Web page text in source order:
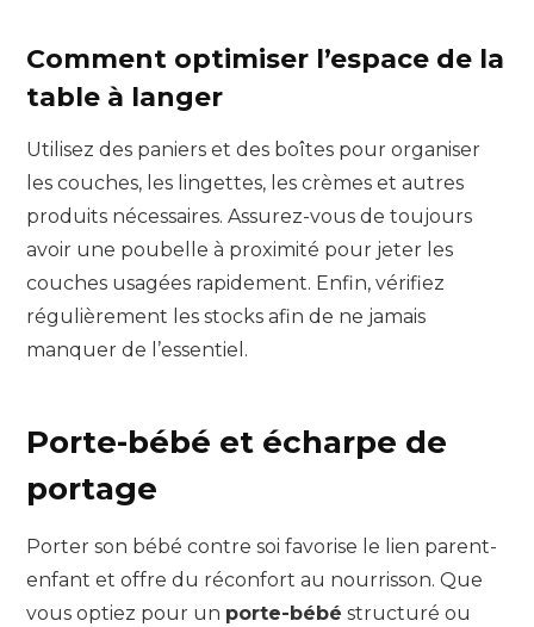
Comment optimiser l’espace de la
table à langer
Utilisez des paniers et des boîtes pour organiser
les couches, les lingettes, les crèmes et autres
produits nécessaires. Assurez-vous de toujours
avoir une poubelle à proximité pour jeter les
couches usagées rapidement. Enfin, vérifiez
régulièrement les stocks afin de ne jamais
manquer de l’essentiel.
Porte-bébé et écharpe de
portage
Porter son bébé contre soi favorise le lien parent-
enfant et offre du réconfort au nourrisson. Que
vous optiez pour un porte-bébé structuré ou